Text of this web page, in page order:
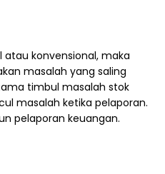
atau konvensional, maka
masalah yang saling
timbul masalah stok
masalah ketika pelaporan.
pelaporan keuangan.